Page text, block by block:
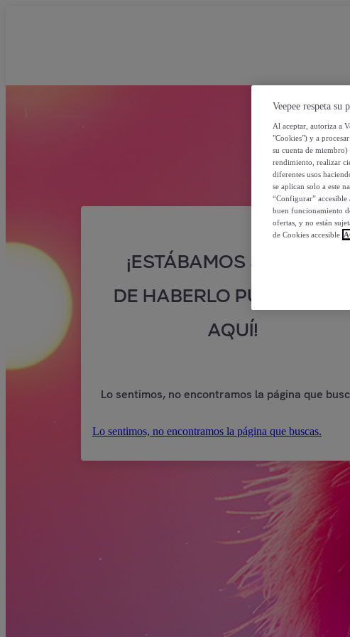
¡ESTÁBAMOS SEGUROS
DE HABERLO PUESTO POR
AQUÍ!
Lo sentimos, no encontramos la página que
Lo sentimos, no encontramos la página que buscas.
Veepee respeta su
Al aceptar, autoriza a
"Cookies") y a
su cuenta de
rendimiento, realizar
diferentes usos
se aplican solo a este
“Configurar” accesible
buen funcionamiento
ofertas, y no están
de Cookies accesible